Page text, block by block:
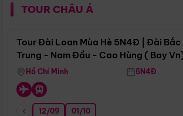
TOUR CHÂU Á
Tour Đài Loan Mùa Hè 5N4Đ | Đài
Trung - Nam Đầu - Cao Hùng ( Bay
Hồ Chí Minh 5N4Đ
12/09 01/10